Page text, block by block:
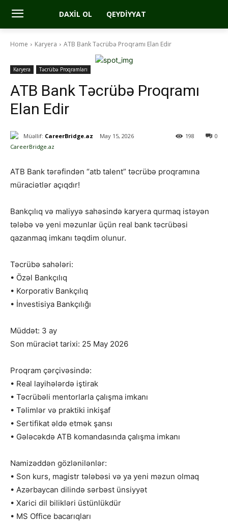
DAXIL OL QEYDIYYAT
Home Karyera ATB Bank Təcrübə Proqramı Elan Edir
Karyera Təcrübə Proqramları
ATB Bank Təcrübə Proqramı
Elan Edir
Müəllif: CareerBridge.az May 15, 2026 0
198
ATB Bank tərəfindən “atb talent” təcrübə proqramına
müraciətlər açıqdır!
Bankçılıq və maliyyə sahəsində karyera qurmaq istəyən
tələbə və yeni məzunlar üçün real bank təcrübəsi
qazanmaq imkanı təqdim olunur.
Təcrübə sahələri:
• Özəl Bankçılıq
• Korporativ Bankçılıq
• İnvestisiya Bankçılığı
Müddət: 3 ay
Son müraciət tarixi: 25 May 2026
Proqram çərçivəsində:
• Real layihələrdə iştirak
• Təcrübəli mentorlarla çalışma imkanı
• Təlimlər və praktiki inkişaf
• Sertifikat əldə etmək şansı
• Gələcəkdə ATB komandasında çalışma imkanı
Namizəddən gözlənilənlər:
• Son kurs, magistr tələbəsi və ya yeni məzun olmaq
• Azərbaycan dilində sərbəst ünsiyyət
• Xarici dil bilikləri üstünlükdür
• MS Office bacarıqları